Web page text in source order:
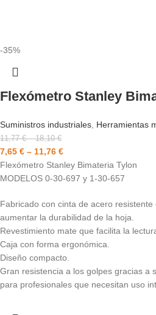
-35%
Flexómetro Stanley
Suministros industriales, Herramientas
11,77€–18,10€
7,65 € – 11,76 €
Flexómetro Stanley Bimateria Tylon
MODELOS 0-30-697 y 1-30-657
Fabricado con cinta de acero
aumentar la durabilidad de la hoja.
Revestimiento mate que facilita la
Caja con forma ergonómica.
Diseño compacto.
Gran resistencia a los golpes gracias a
para profesionales que necesitan uso